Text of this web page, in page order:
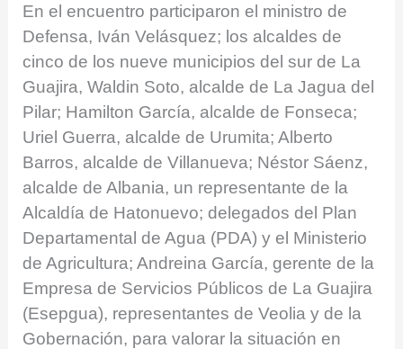
En el encuentro participaron el ministro de
Defensa, Iván Velásquez; los alcaldes de
cinco de los nueve municipios del sur de La
Guajira, Waldin Soto, alcalde de La Jagua del
Pilar; Hamilton García, alcalde de Fonseca;
Uriel Guerra, alcalde de Urumita; Alberto
Barros, alcalde de Villanueva; Néstor Sáenz,
alcalde de Albania, un representante de la
Alcaldía de Hatonuevo; delegados del Plan
Departamental de Agua (PDA) y el Ministerio
de Agricultura; Andreina García, gerente de la
Empresa de Servicios Públicos de La Guajira
(Esepgua), representantes de Veolia y de la
Gobernación, para valorar la situación en